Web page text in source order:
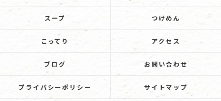
スープ つけめん
こってり アクセス
ブログ お問い合わせ
プライバシーポリシー サイトマップ